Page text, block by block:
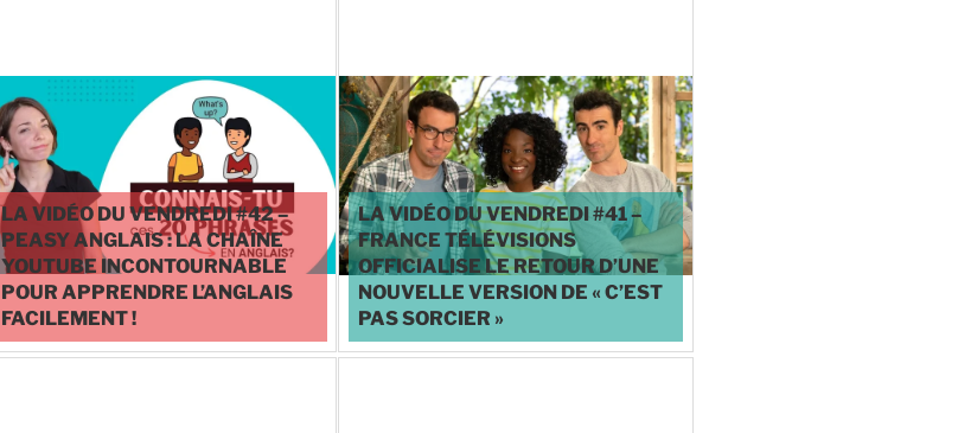
LA VIDÉO DU VENDREDI #42 –
PEASY ANGLAIS : LA CHAÎNE
YOUTUBE INCONTOURNABLE
POUR APPRENDRE L’ANGLAIS
FACILEMENT !
LA VIDÉO DU VENDREDI #41 –
FRANCE TÉLÉVISIONS
OFFICIALISE LE RETOUR D’UNE
NOUVELLE VERSION DE « C’EST
PAS SORCIER »